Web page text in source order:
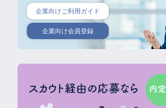
企業向けご利用ガイド
企業向け会員登録